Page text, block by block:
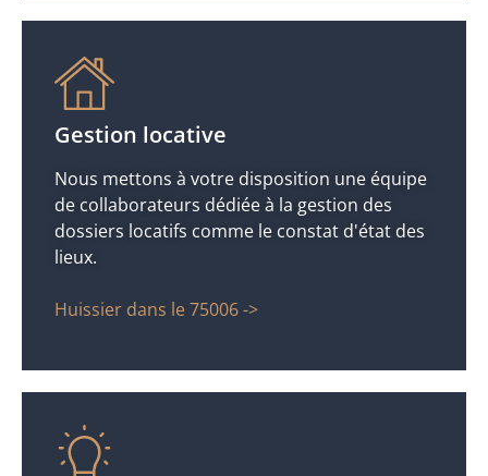
Gestion locative
Nous mettons à votre disposition une équipe
de collaborateurs dédiée à la gestion des
dossiers locatifs comme le constat d'état des
lieux.
Huissier dans le 75006 ->